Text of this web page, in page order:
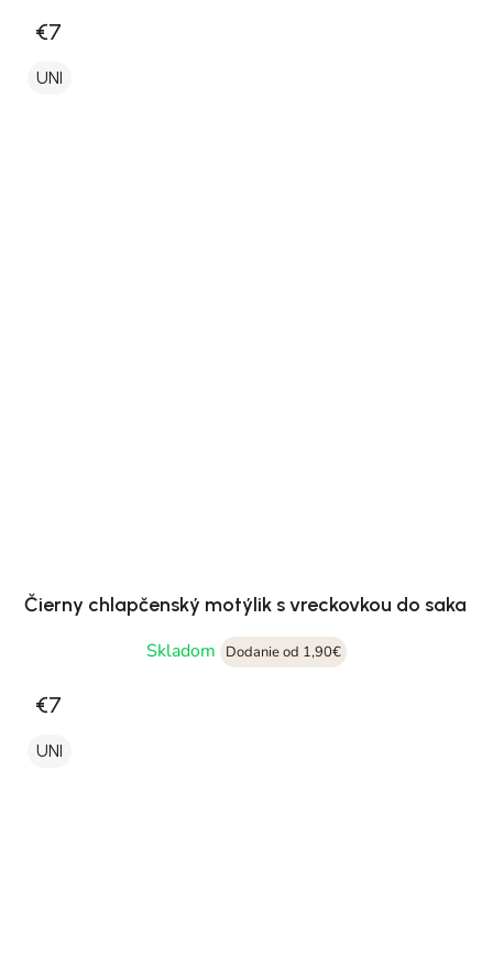
€7
UNI
Čierny chlapčenský motýlik s vreckovkou do saka
Skladom
Dodanie od 1,90€
€7
UNI